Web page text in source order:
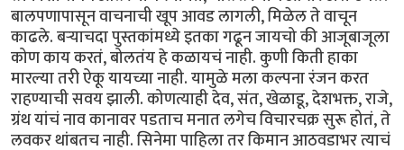
बालपणापासून वाचनाची खूप आवड लागली, मिळेल ते वाचून
काढले. बऱ्याचदा पुस्तकांमध्ये इतका गढून जायचो की आजूबाजूला
कोण काय करतं, बोलतंय हे कळायचं नाही. कुणी किती हाका
मारल्या तरी ऐकू यायच्या नाही. यामुळे मला कल्पना रंजन करत
राहण्याची सवय झाली. कोणत्याही देव, संत, खेळाडू, देशभक्त, राजे,
ग्रंथ यांचं नाव कानावर पडताच मनात लगेच विचारचक्र सुरू होतं, ते
लवकर थांबतच नाही. सिनेमा पाहिला तर किमान आठवडाभर त्याचं